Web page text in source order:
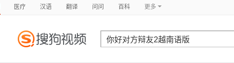
医疗 汉语 翻译 问问 百科 更多